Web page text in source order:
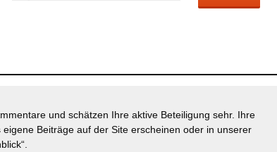
und schätzen Ihre aktive Beteiligung sehr. Ihre
Beiträge auf der Site erscheinen oder in unserer